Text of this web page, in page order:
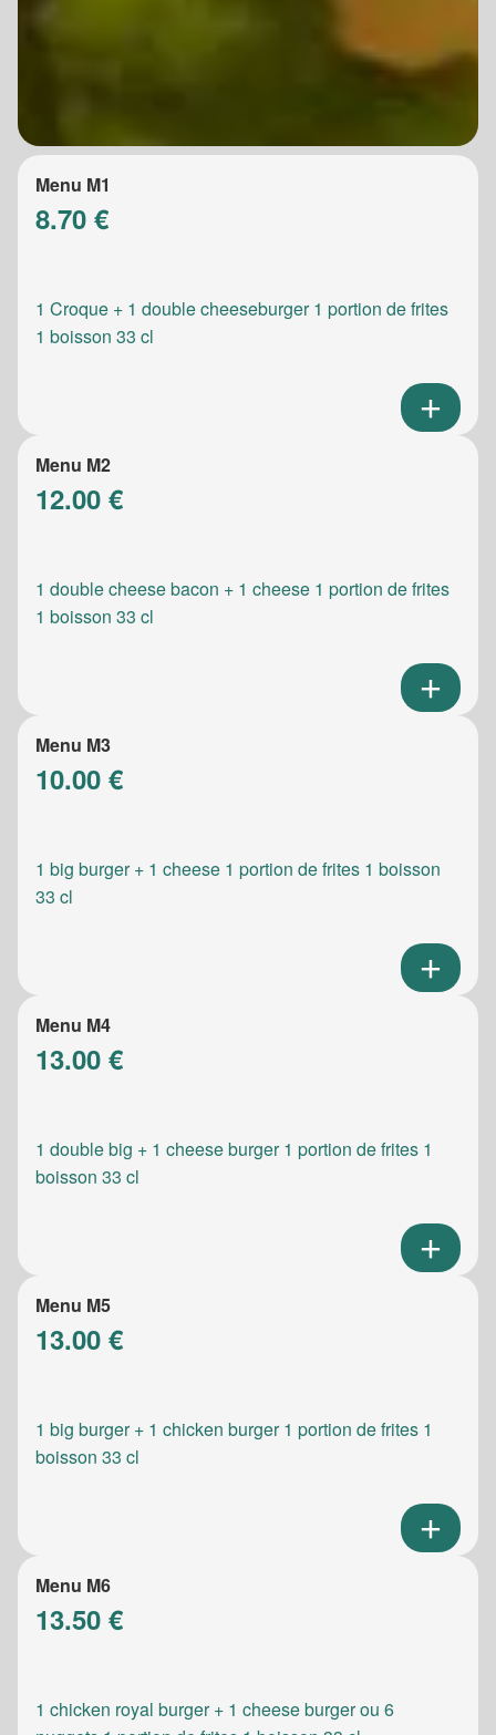
Menu M1
8.70 €
1 Croque + 1 double cheeseburger 1 portion de frites
1 boisson 33 cl
Menu M2
12.00 €
1 double cheese bacon + 1 cheese 1 portion de frites
1 boisson 33 cl
Menu M3
10.00 €
1 big burger + 1 cheese 1 portion de frites 1 boisson
33 cl
Menu M4
13.00 €
1 double big + 1 cheese burger 1 portion de frites 1
boisson 33 cl
Menu M5
13.00 €
1 big burger + 1 chicken burger 1 portion de frites 1
boisson 33 cl
Menu M6
13.50 €
1 chicken royal burger + 1 cheese burger ou 6